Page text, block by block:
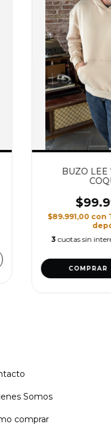
BUZO LEE
$89.991,00 con
3 cuotas sin
COMPRAR
Somos
comprar